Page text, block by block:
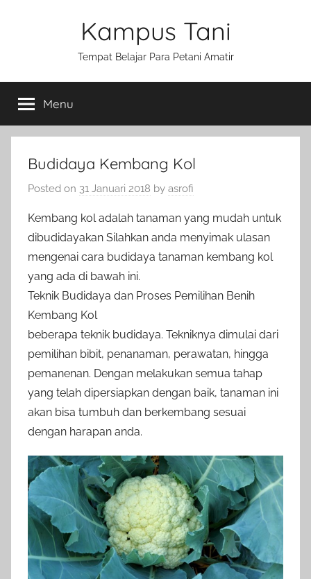
Kampus Tani
Tempat Belajar Para Petani Amatir
Menu
Budidaya Kembang Kol
Posted on 31 Januari 2018 by asrofi
Kembang kol adalah tanaman yang mudah untuk
dibudidayakan Silahkan anda menyimak ulasan
mengenai cara budidaya tanaman kembang kol
yang ada di bawah ini.
Teknik Budidaya dan Proses Pemilihan Benih
Kembang Kol
beberapa teknik budidaya. Tekniknya dimulai dari
pemilihan bibit, penanaman, perawatan, hingga
pemanenan. Dengan melakukan semua tahap
yang telah dipersiapkan dengan baik, tanaman ini
akan bisa tumbuh dan berkembang sesuai
dengan harapan anda.